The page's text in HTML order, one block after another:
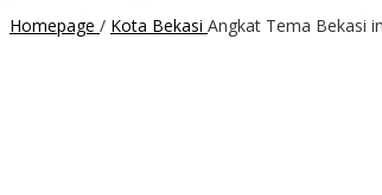
Homepage / Kota Bekasi Angkat Tema Bekasi